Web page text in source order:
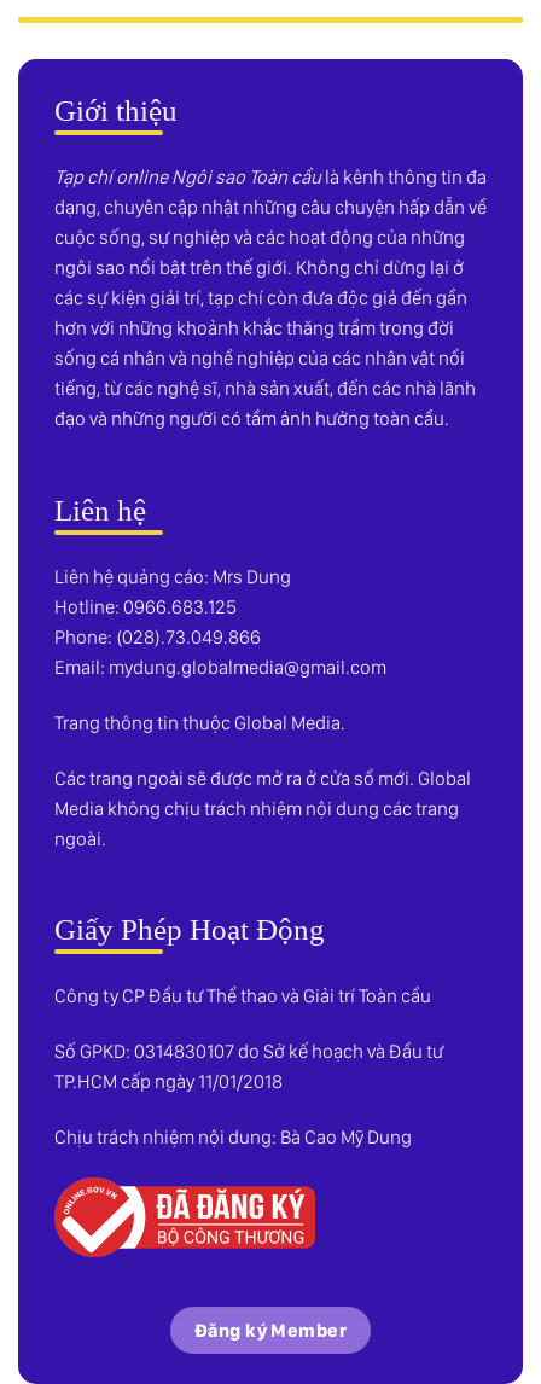
Giới thiệu
Tạp chí online Ngôi sao Toàn cầulà kênh thông tin đa
dạng, chuyên cập nhật những câu chuyện hấp dẫn về
cuộc sống, sự nghiệp và các hoạt động của những
ngôi sao nổi bật trên thế giới. Không chỉ dừng lại ở
các sự kiện giải trí, tạp chí còn đưa độc giả đến gần
hơn với những khoảnh khắc thăng trầm trong đời
sống cá nhân và nghề nghiệp của các nhân vật nổi
tiếng, từ các nghệ sĩ, nhà sản xuất, đến các nhà lãnh
đạo và những người có tầm ảnh hưởng toàn cầu.
Liên hệ
Liên hệ quảng cáo: Mrs Dung
Hotline: 0966.683.125
Phone: (028).73.049.866
Email: mydung.globalmedia@gmail.com
Trang thông tin thuộc Global Media.
Các trang ngoài sẽ được mở ra ở cửa sổ mới. Global
Media không chịu trách nhiệm nội dung các trang
ngoài.
Giấy Phép Hoạt Động
Công ty CP Đầu tư Thể thao và Giải trí Toàn cầu
Số GPKD: 0314830107 do Sở kế hoạch và Đầu tư
TP.HCM cấp ngày 11/01/2018
Chịu trách nhiệm nội dung: Bà Cao Mỹ Dung
Đăng ký Member